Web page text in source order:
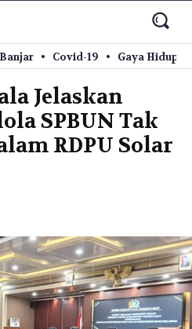
Banjar Covid-19 Gaya Hidup
Jelaskan
SPBUN Tak
RDPU Solar